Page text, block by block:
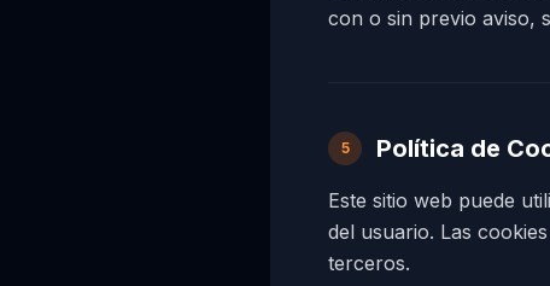
con o sin previo aviso,
5 Política de
Este sitio web puede
del usuario. Las
terceros.